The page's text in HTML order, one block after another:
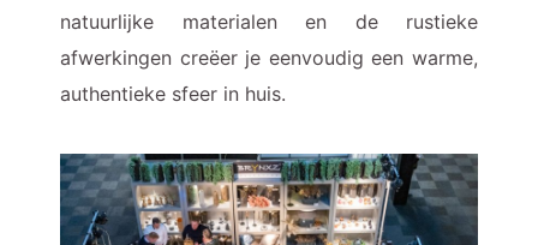
natuurlijke materialen en de rustieke
afwerkingen creëer je eenvoudig een warme,
authentieke sfeer in huis.